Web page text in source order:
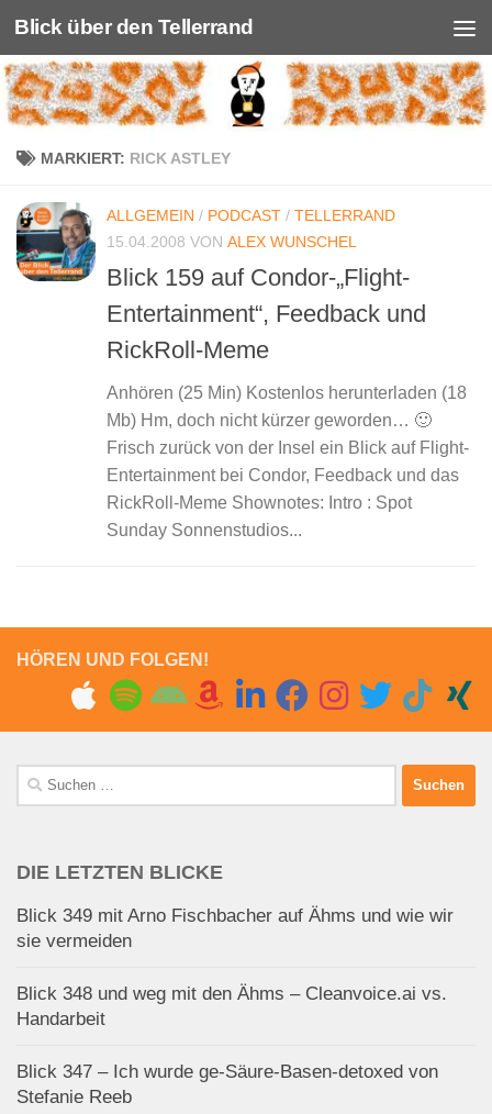
Unter dem Inhalt
Blick über den Tellerrand
MARKIERT: RICK ASTLEY
ALLGEMEIN / PODCAST / TELLERRAND
15.04.2008 VON ALEX WUNSCHEL
Blick 159 auf Condor-„Flight-
Entertainment“, Feedback und
RickRoll-Meme
Anhören (25 Min) Kostenlos herunterladen (18
Mb) Hm, doch nicht kürzer geworden… 🙂
Frisch zurück von der Insel ein Blick auf Flight-
Entertainment bei Condor, Feedback und das
RickRoll-Meme Shownotes: Intro : Spot
Sunday Sonnenstudios...
HÖREN UND FOLGEN!
Suchen
nach:
DIE LETZTEN BLICKE
Blick 349 mit Arno Fischbacher auf Ähms und wie wir
sie vermeiden
Blick 348 und weg mit den Ähms – Cleanvoice.ai vs.
Handarbeit
Blick 347 – Ich wurde ge-Säure-Basen-detoxed von
Stefanie Reeb